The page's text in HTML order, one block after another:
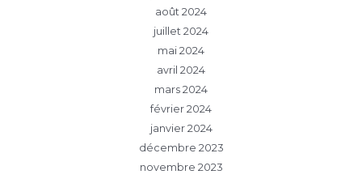
août 2024
juillet 2024
mai 2024
avril 2024
mars 2024
février 2024
janvier 2024
décembre 2023
novembre 2023